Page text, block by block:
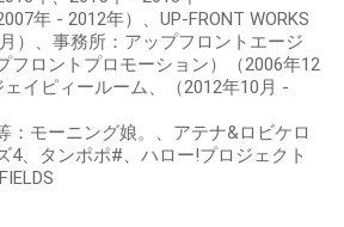
年 - 2012年）、UP-FRONT WORKS
月）、事務所：アップフロントエージ
フロントプロモーション）（2006年12
イピィールーム、（2012年10月 -
：モーニング娘。、アテナ&ロビケロ
4、タンポポ#、ハロー!プロジェクト